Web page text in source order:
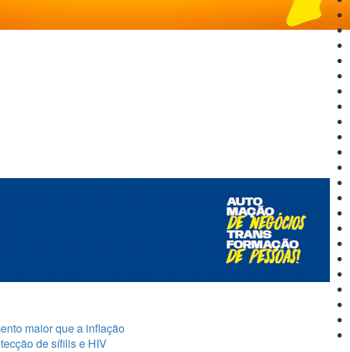
maior que a inflação
de sífilis e HIV